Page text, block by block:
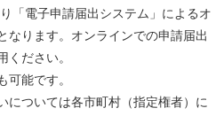
「電子申請届出システム」によるオ
なります。オンラインでの申請届出
ください。
能です。
ついては各市町村（指定権者）に